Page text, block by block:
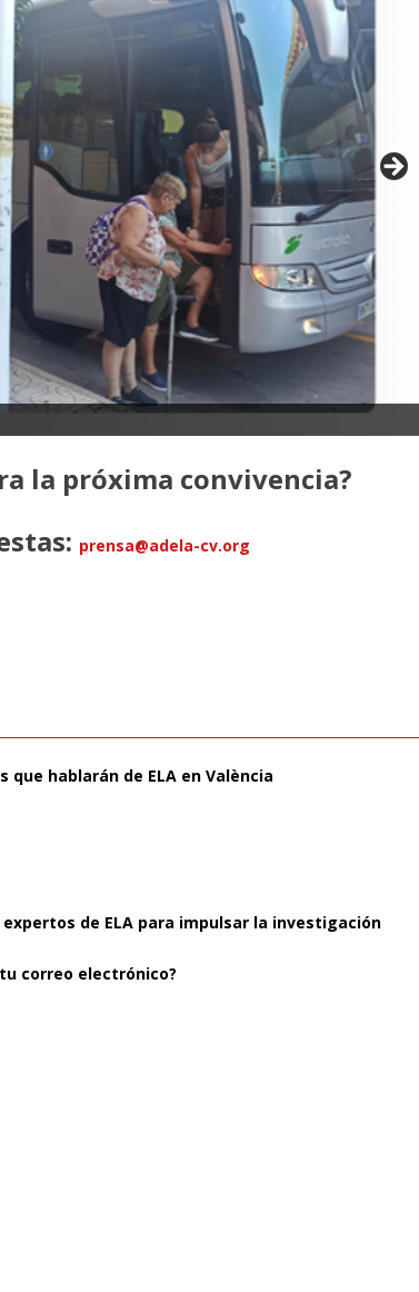
la próxima convivencia?
prensa@adela-cv.org
que hablarán de ELA en València
de ELA para impulsar la investigación
correo electrónico?